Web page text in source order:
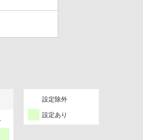
設定除外
設定あり